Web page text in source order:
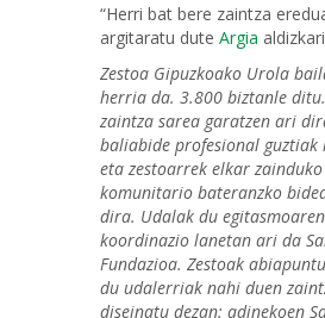
“Herri bat bere zaintza
argitaratu dute Argia
Zestoa Gipuzkoako Urola
herria da. 3.800 biztanle
zaintza sarea garatzen ari
baliabide profesional
eta zestoarrek elkar
komunitario bateranzko
dira. Udalak du
koordinazio lanetan ari da
Fundazioa. Zestoak
du udalerriak nahi duen
diseinatu dezan: adinekoen